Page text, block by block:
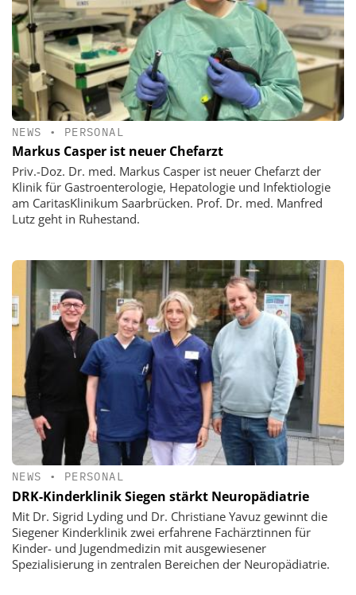
NEWS • PERSONAL
Markus Casper ist neuer Chefarzt
Priv.-Doz. Dr. med. Markus Casper ist neuer Chefarzt der
Klinik für Gastroenterologie, Hepatologie und Infektiologie
am CaritasKlinikum Saarbrücken. Prof. Dr. med. Manfred
Lutz geht in Ruhestand.
NEWS • PERSONAL
DRK-Kinderklinik Siegen stärkt Neuropädiatrie
Mit Dr. Sigrid Lyding und Dr. Christiane Yavuz gewinnt die
Siegener Kinderklinik zwei erfahrene Fachärztinnen für
Kinder- und Jugendmedizin mit ausgewiesener
Spezialisierung in zentralen Bereichen der Neuropädiatrie.